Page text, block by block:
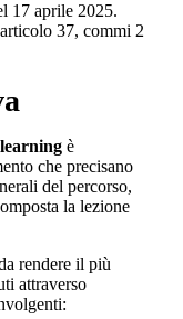
17 aprile 2025.
37, commi 2
è
che precisano
del percorso,
la lezione
rendere il più
attraverso